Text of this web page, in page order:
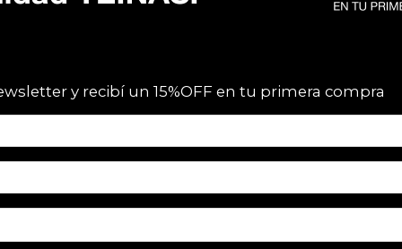
Bancaria
TALLE S M
y recibí un 15%OFF en tu primera compra